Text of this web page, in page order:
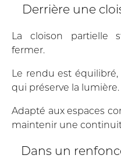
Derrière une
La cloison partielle
fermer.
Le rendu est
qui préserve la lumière.
Adapté aux espaces
maintenir une
Dans un